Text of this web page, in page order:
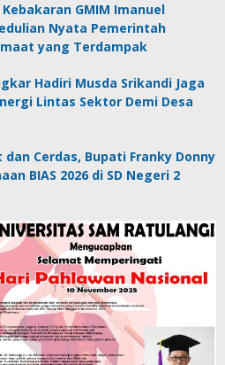
GMIM Imanuel
Nyata Pemerintah
yang Terdampak
Hadiri Musda Srikandi Jaga
Lintas Sektor Demi Desa
Cerdas, Bupati Franky Donny
BIAS 2026 di SD Negeri 2